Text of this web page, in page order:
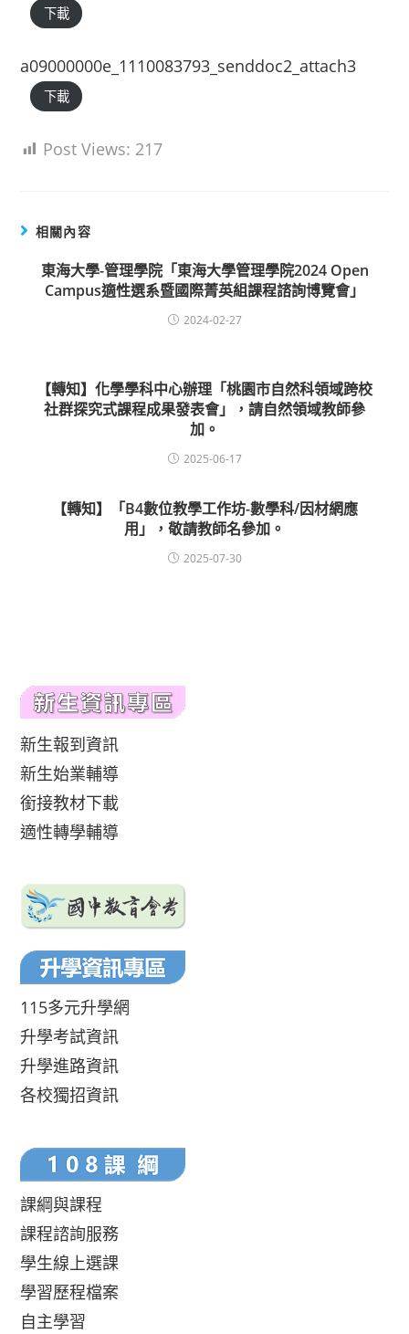
下載
a09000000e_1110083793_senddoc2_attach3
下載
Post Views: 217
相關內容
東海大學-管理學院「東海大學管理學院2024 Open
Campus適性選系暨國際菁英組課程諮詢博覽會」
2024-02-27
【轉知】化學學科中心辦理「桃園市自然科領域跨校
社群探究式課程成果發表會」，請自然領域教師參
加。
2025-06-17
【轉知】「B4數位教學工作坊-數學科/因材網應
用」，敬請教師名參加。
2025-07-30
新生報到資訊
新生始業輔導
銜接教材下載
適性轉學輔導
115多元升學網
升學考試資訊
升學進路資訊
各校獨招資訊
課綱與課程
課程諮詢服務
學生線上選課
學習歷程檔案
自主學習